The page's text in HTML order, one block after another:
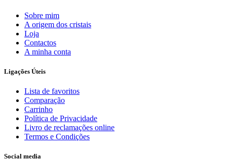
Sobre mim
A origem dos cristais
Loja
Contactos
A minha conta
Ligações Úteis
Lista de favoritos
Comparação
Carrinho
Política de Privacidade
Livro de reclamações online
Termos e Condições
Social media